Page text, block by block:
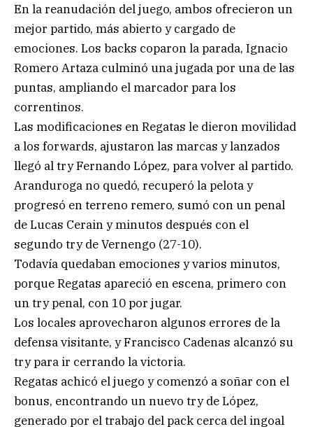
En la reanudación del juego, ambos ofrecieron un
mejor partido, más abierto y cargado de
emociones. Los backs coparon la parada, Ignacio
Romero Artaza culminó una jugada por una de las
puntas, ampliando el marcador para los
correntinos.
Las modificaciones en Regatas le dieron movilidad
a los forwards, ajustaron las marcas y lanzados
llegó al try Fernando López, para volver al partido.
Aranduroga no quedó, recuperó la pelota y
progresó en terreno remero, sumó con un penal
de Lucas Cerain y minutos después con el
segundo try de Vernengo (27-10).
Todavía quedaban emociones y varios minutos,
porque Regatas apareció en escena, primero con
un try penal, con 10 por jugar.
Los locales aprovecharon algunos errores de la
defensa visitante, y Francisco Cadenas alcanzó su
try para ir cerrando la victoria.
Regatas achicó el juego y comenzó a soñar con el
bonus, encontrando un nuevo try de López,
generado por el trabajo del pack cerca del ingoal